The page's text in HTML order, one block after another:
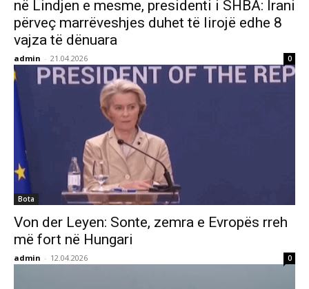
në Lindjen e mesme, presidenti i SHBA: Irani
përveç marrëveshjes duhet të lirojë edhe 8
vajza të dënuara
admin - 21.04.2026 0
Bota
Von der Leyen: Sonte, zemra e Evropës rreh
më fort në Hungari
admin - 12.04.2026 0